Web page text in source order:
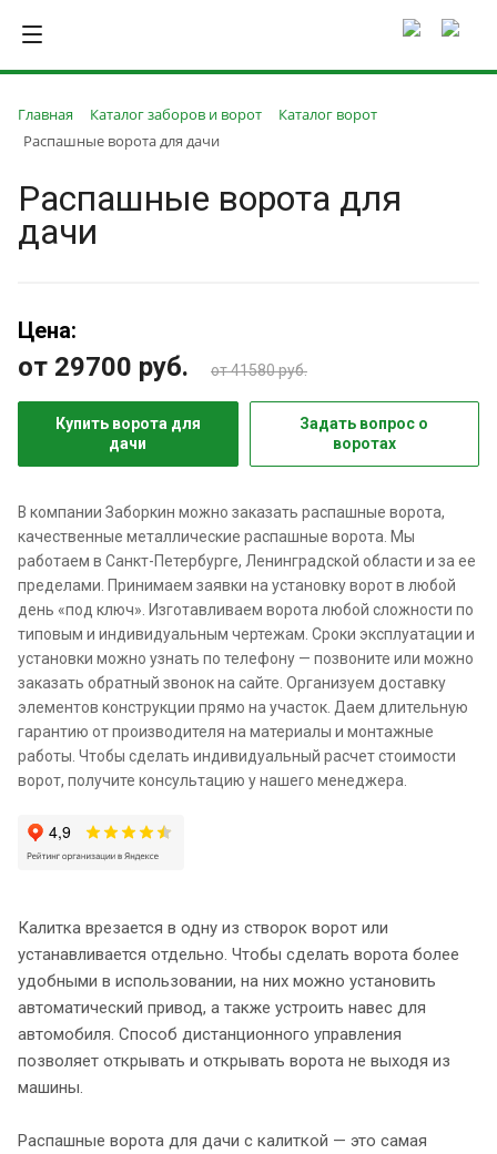
Главная Каталог заборов и ворот
Каталог ворот
Распашные ворота для дачи
Распашные ворота для
дачи
Цена:
от 29700 руб. от 41580 руб.
Купить ворота для
дачи
Задать вопрос о
воротах
В компании Заборкин можно заказать распашные ворота,
качественные металлические распашные ворота. Мы
работаем в Санкт-Петербурге, Ленинградской области и за ее
пределами. Принимаем заявки на установку ворот в любой
день «под ключ». Изготавливаем ворота любой сложности по
типовым и индивидуальным чертежам. Сроки эксплуатации и
установки можно узнать по телефону — позвоните или можно
заказать обратный звонок на сайте. Организуем доставку
элементов конструкции прямо на участок. Даем длительную
гарантию от производителя на материалы и монтажные
работы. Чтобы сделать индивидуальный расчет стоимости
ворот, получите консультацию у нашего менеджера.
Калитка врезается в одну из створок ворот или
устанавливается отдельно. Чтобы сделать ворота более
удобными в использовании, на них можно установить
автоматический привод, а также устроить навес для
автомобиля. Способ дистанционного управления
позволяет открывать и открывать ворота не выходя из
машины.
Распашные ворота для дачи с калиткой — это самая